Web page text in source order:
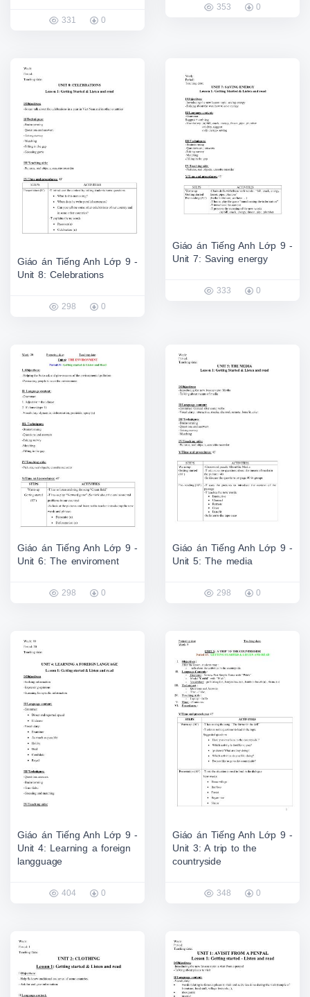
331 0
353 0
Giáo án Tiếng Anh Lớp 9 -
Unit 8: Celebrations
298 0
Giáo án Tiếng Anh Lớp 9 -
Unit 7: Saving energy
333 0
Giáo án Tiếng Anh Lớp 9 -
Unit 6: The enviroment
298 0
Giáo án Tiếng Anh Lớp 9 -
Unit 5: The media
298 0
Giáo án Tiếng Anh Lớp 9 -
Unit 4: Learning a foreign
langguage
404 0
Giáo án Tiếng Anh Lớp 9 -
Unit 3: A trip to the
countryside
348 0